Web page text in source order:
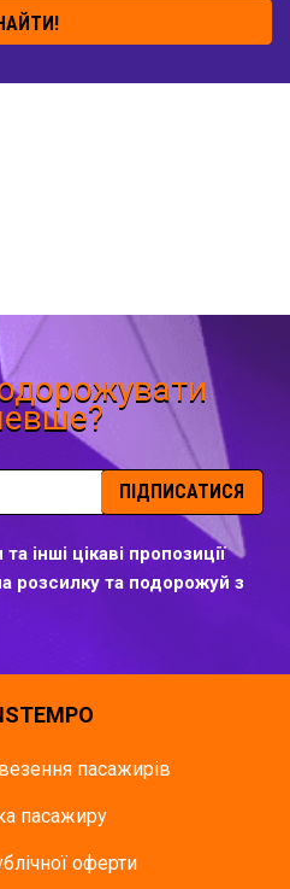
ПІДПИСАТИСЯ
інші цікаві пропозиції
розсилку та подорожуй з
пасажирів
пасажиру
оферти